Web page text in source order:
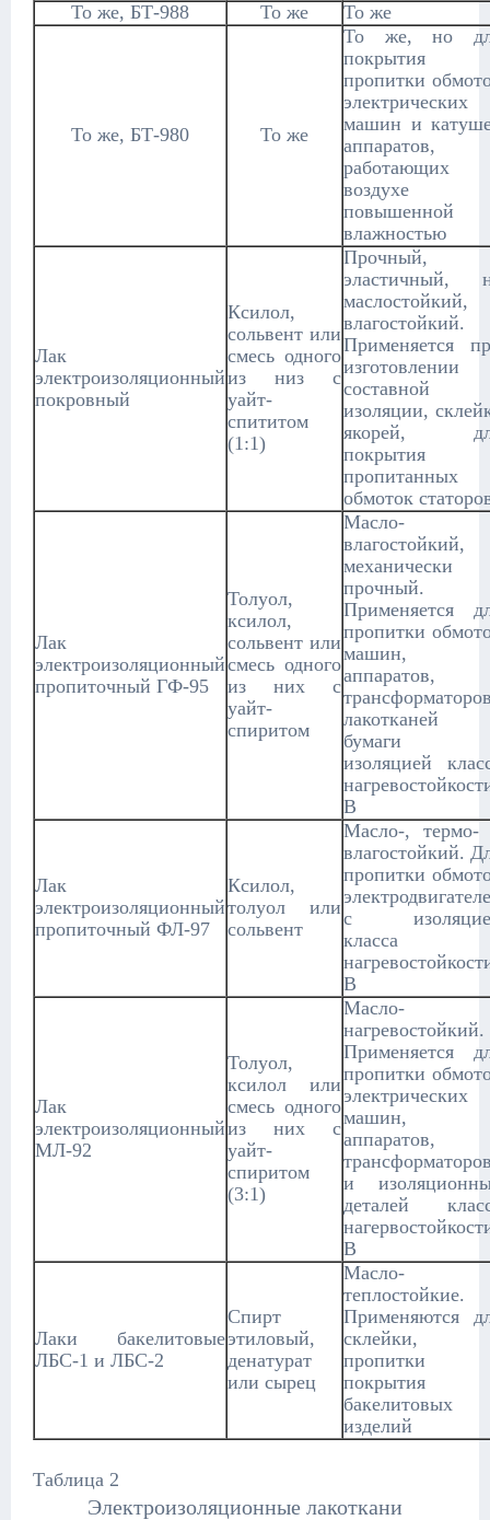
То же, БТ-988
То же То же
То же, БТ-980 То же
То же, но
покрытия
пропитки
электрических
машин и
аппаратов,
работающих
воздухе
повышенной
влажностью
Лак
электроизоляционный
покровный
Ксилол,
сольвент или
смесь одного
из низ с
уайт-
спититом
(1:1)
Прочный,
эластичный,
маслостойкий,
влагостойкий.
Применяется
изготовлении
составной
изоляции,
якорей,
покрытия
пропитанных
обмоток
Лак
электроизоляционный
пропиточный ГФ-95
Толуол,
ксилол,
сольвент или
смесь одного
из них с
уайт-
спиритом
Масло-
влагостойкий,
механически
прочный.
Применяется
пропитки
машин,
аппаратов,
лакотканей
бумаги
изоляцией
В
Лак
электроизоляционный
пропиточный ФЛ-97
Ксилол,
толуол или
сольвент
Масло-, термо-
влагостойкий.
пропитки
с
класса
В
Лак
электроизоляционный
МЛ-92
Толуол,
ксилол или
смесь одного
из них с
уайт-
спиритом
(3:1)
Масло-
нагревостойкий.
Применяется
пропитки
электрических
машин,
аппаратов,
и
деталей
В
Лаки бакелитовые
ЛБС-1 и ЛБС-2
Спирт
этиловый,
денатурат
или сырец
Масло-
теплостойкие.
Применяются
склейки,
пропитки
покрытия
бакелитовых
изделий
Таблица 2
Электроизоляционные лакоткани